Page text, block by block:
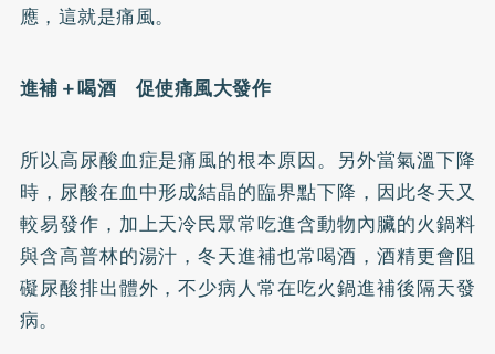
應，這就是痛風。
進補＋喝酒 促使痛風大發作
所以高尿酸血症是痛風的根本原因。另外當氣溫下降
時，尿酸在血中形成結晶的臨界點下降，因此冬天又
較易發作，加上天冷民眾常吃進含動物內臟的火鍋料
與含高普林的湯汁，冬天進補也常喝酒，酒精更會阻
礙尿酸排出體外，不少病人常在吃火鍋進補後隔天發
病。